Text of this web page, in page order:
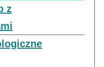
z